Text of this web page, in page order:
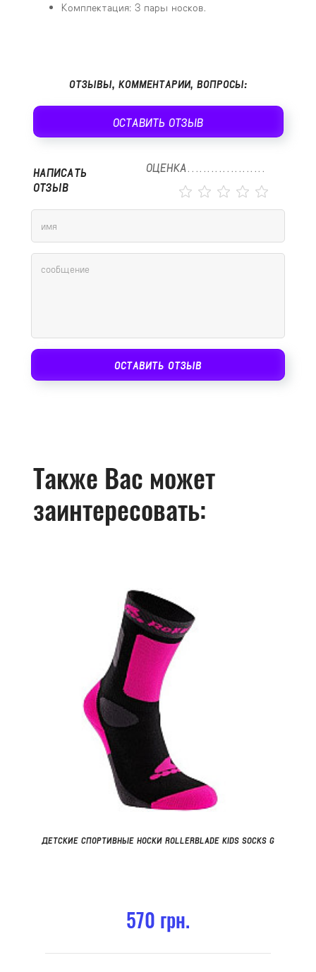
Комплектация: 3 пары носков.
ОТЗЫВЫ, КОММЕНТАРИИ, ВОПРОСЫ:
ОСТАВИТЬ ОТЗЫВ
НАПИСАТЬ
ОТЗЫВ
ОЦЕНКА
ОСТАВИТЬ ОТЗЫВ
Также Вас может
заинтересовать:
ДЕТСКИЕ СПОРТИВНЫЕ НОСКИ ROLLERBLADE KIDS SOCKS G
570 грн.